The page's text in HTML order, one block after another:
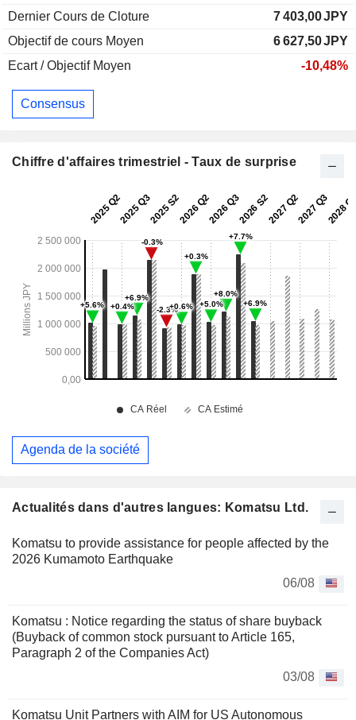
Actualités dans d'autres langues: Komatsu Ltd.
Komatsu to provide assistance for people affected by the
2026 Kumamoto Earthquake
06/08
Komatsu : Notice regarding the status of share buyback
(Buyback of common stock pursuant to Article 165,
Paragraph 2 of the Companies Act)
03/08
Komatsu Unit Partners with AIM for US Autonomous
Dernier Cours de Cloture
7 403,00JPY
Objectif de cours Moyen
6 627,50JPY
Ecart / Objectif Moyen
-10,48%
Consensus
Chiffre d'affaires trimestriel - Taux de surprise
Agenda de la société